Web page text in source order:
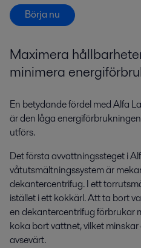
Börja nu
Maximera hållbarhet
minimera
En betydande fördel med Alfa
är den låga
utförs.
Det första avvattningssteget i
våtutsmältningssystem är
dekantercentrifug. I ett
istället i ett kokkärl. Att ta bort
en dekantercentrifug förbrukar
koka bort vattnet, vilket
avsevärt.